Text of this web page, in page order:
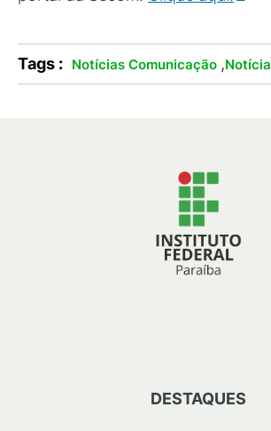
Tags : Notícias Comunicação ,Notícia
DESTAQUES